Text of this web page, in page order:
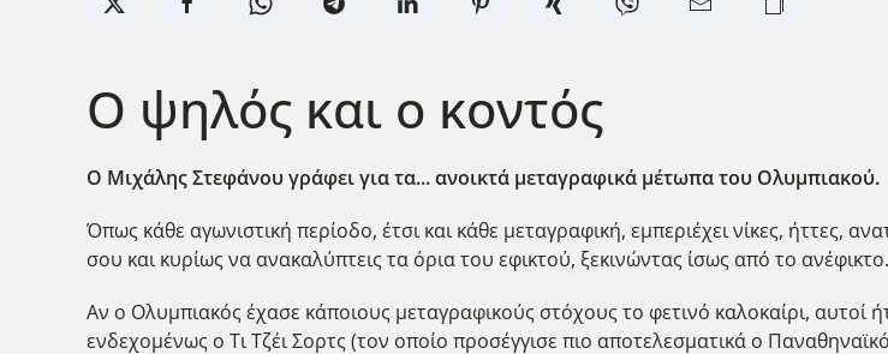
Ο ψηλός και ο κοντός
Ο Μιχάλης Στεφάνου γράφει για τα... ανοικτά μεταγραφικά μέτωπα του Ολυμπιακού.
Όπως κάθε αγωνιστική περίοδο, έτσι και κάθε μεταγραφική, εμπεριέχει νίκες, ήττες,
σου και κυρίως να ανακαλύπτεις τα όρια του εφικτού, ξεκινώντας ίσως από το
Αν ο Ολυμπιακός έχασε κάποιους μεταγραφικούς στόχους το φετινό καλοκαίρι,
ενδεχομένως ο Τι Τζέι Σορτς (τον οποίο προσέγγισε πιο αποτελεσματικά ο